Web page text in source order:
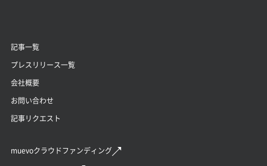
記事一覧
プレスリリース一覧
会社概要
お問い合わせ
記事リクエスト
muevoクラウドファンディング